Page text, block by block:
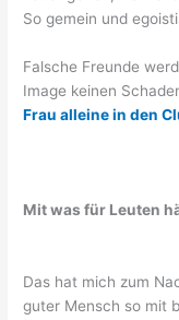
So gemein und
Falsche Freunde
Image keinen
Frau alleine in den
Mit was für Leuten
Das hat mich zum
guter Mensch so mit